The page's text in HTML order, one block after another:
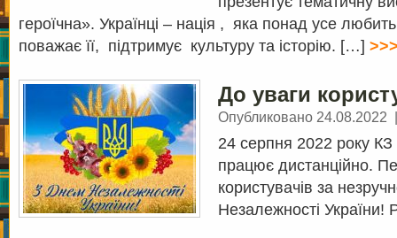
героїчна». Українці – нація , яка понад усе
поважає її, підтримує культуру та історію. […]
До уваги
Опубликовано 24.08.2022
24 серпня 2022 року КЗ
працює дистанційно.
користувачів за
Незалежності